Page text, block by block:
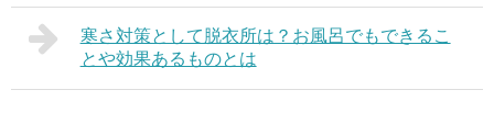
寒さ対策として脱衣所は？お風呂でもできるこ
とや効果あるものとは